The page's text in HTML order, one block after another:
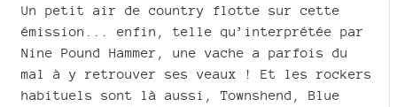
Un petit air de country flotte sur cette
émission... enfin, telle qu’interprétée par
Nine Pound Hammer, une vache a parfois du
mal à y retrouver ses veaux ! Et les rockers
habituels sont là aussi, Townshend, Blue